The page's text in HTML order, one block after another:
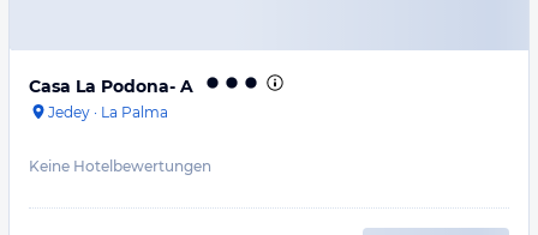
Casa La Podona- A
Jedey · La Palma
Keine Hotelbewertungen